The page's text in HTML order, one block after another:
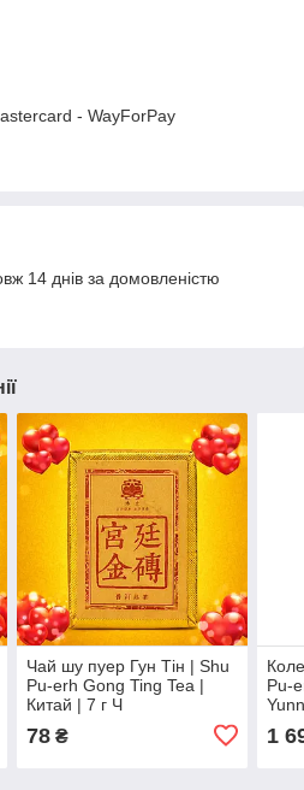
- WayForPay
14 днів за домовленістю
Чай шу пуер Гун Тін | Shu
Pu-erh Gong Ting Tea |
Китай | 7 г Ч
78₴
Pu-
1